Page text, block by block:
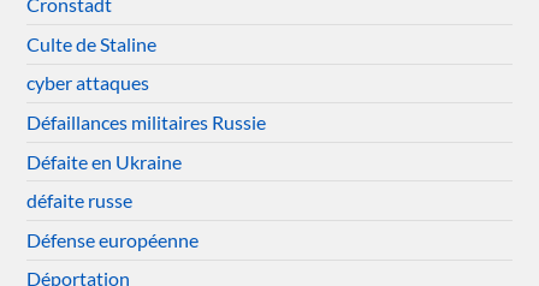
Culte de Staline
cyber attaques
Défaillances militaires Russie
Défaite en Ukraine
défaite russe
Défense européenne
Déportation